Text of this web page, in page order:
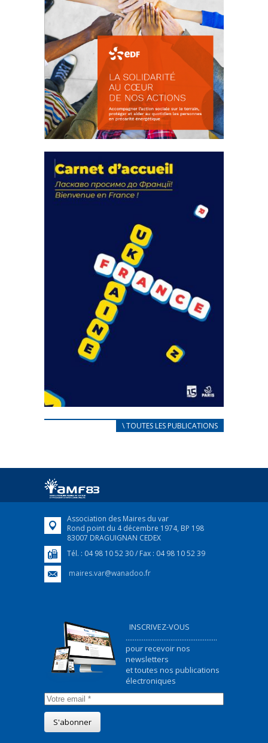
actions
18 septembre 2023
FEUILLETER
CARNET D’ACCUEIL
Afin d’accompagner au mieux les réfugiés
FEUILLETER
\ TOUTES LES PUBLICATIONS
Association des Maires du var
Rond point du 4 décembre 1974, BP 198
83007 DRAGUIGNAN CEDEX
Tél. : 04 98 10 52 30 / Fax : 04 98 10 52 39
maires.var@wanadoo.fr
INSCRIVEZ-VOUS
...................................................
pour recevoir nos
newsletters
et toutes nos publications
électroniques